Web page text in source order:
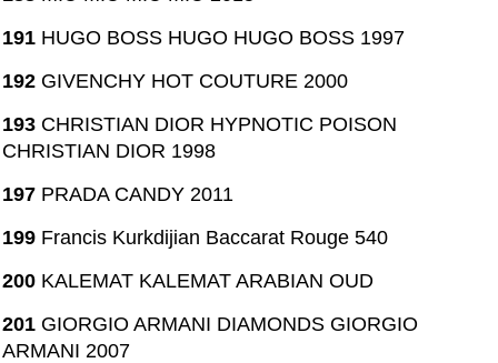
191 HUGO BOSS HUGO HUGO BOSS 1997
192 GIVENCHY HOT COUTURE 2000
193 CHRISTIAN DIOR HYPNOTIC POISON
CHRISTIAN DIOR 1998
197 PRADA CANDY 2011
199 Francis Kurkdijian Baccarat Rouge 540
200 KALEMAT KALEMAT ARABIAN OUD
201 GIORGIO ARMANI DIAMONDS GIORGIO
ARMANI 2007